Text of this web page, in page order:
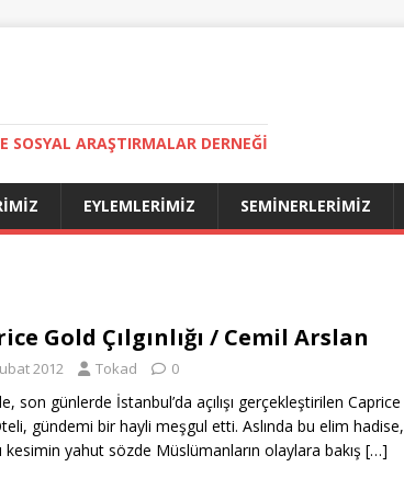
ARAŞTIRMALAR DERNEĞI
EYLEMLERIMIZ SEMINERLERIMIZ
Gold Çılgınlığı / Cemil Arslan
2012 Tokad 0
son günlerde İstanbul’da açılışı gerçekleştirilen Caprice
gündemi bir hayli meşgul etti. Aslında bu elim hadise,
kesimin yahut sözde Müslümanların olaylara bakış […]